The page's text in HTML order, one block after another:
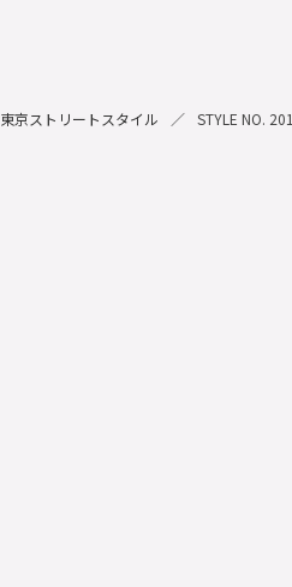
東京ストリートスタイル STYLE NO.